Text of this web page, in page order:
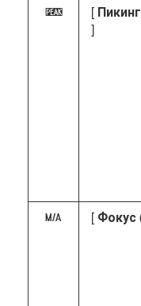
W [
]
X [ Фокус